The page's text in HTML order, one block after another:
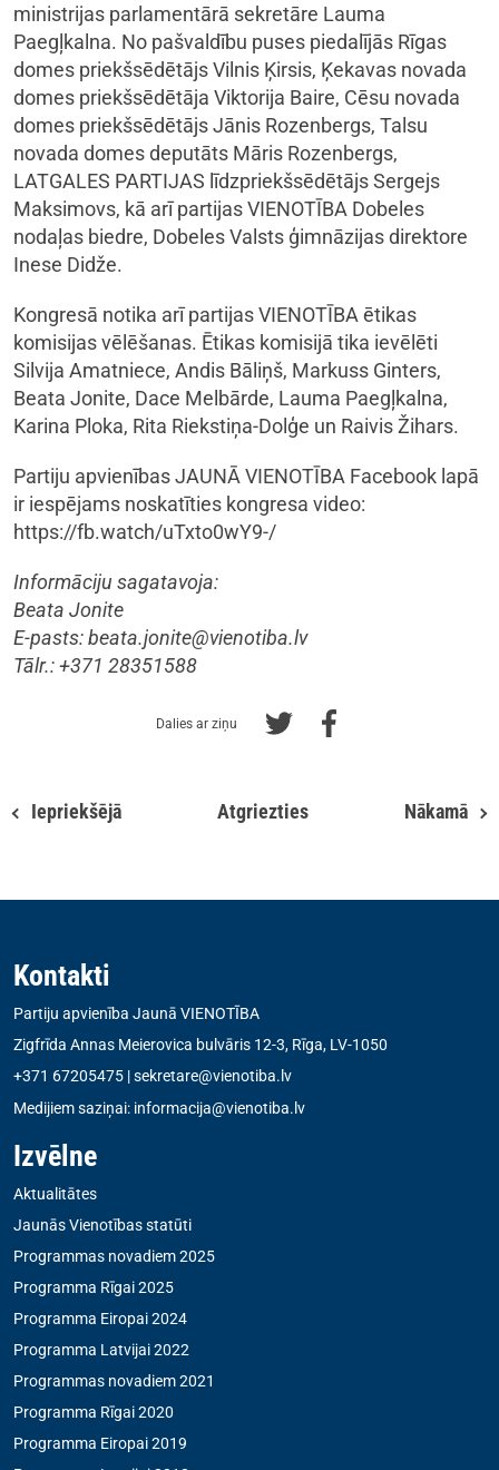
ministrijas parlamentārā sekretāre Lauma
Paegļkalna. No pašvaldību puses piedalījās Rīgas
domes priekšsēdētājs Vilnis Ķirsis, Ķekavas novada
domes priekšsēdētāja Viktorija Baire, Cēsu novada
domes priekšsēdētājs Jānis Rozenbergs, Talsu
novada domes deputāts Māris Rozenbergs,
LATGALES PARTIJAS līdzpriekšsēdētājs Sergejs
Maksimovs, kā arī partijas VIENOTĪBA Dobeles
nodaļas biedre, Dobeles Valsts ģimnāzijas direktore
Inese Didže.
Kongresā notika arī partijas VIENOTĪBA ētikas
komisijas vēlēšanas. Ētikas komisijā tika ievēlēti
Silvija Amatniece, Andis Bāliņš, Markuss Ginters,
Beata Jonite, Dace Melbārde, Lauma Paegļkalna,
Karina Ploka, Rita Riekstiņa-Dolģe un Raivis Žihars.
Partiju apvienības JAUNĀ VIENOTĪBA Facebook lapā
ir iespējams noskatīties kongresa video:
https://fb.watch/uTxto0wY9-/
Informāciju sagatavoja:
Beata Jonite
E-pasts:beata.jonite@vienotiba.lv
Tālr.: +371 28351588
Dalies ar ziņu
Iepriekšējā Atgriezties Nākamā
Kontakti
Partiju apvienība Jaunā VIENOTĪBA
Zigfrīda Annas Meierovica bulvāris 12-3, Rīga, LV-1050
+371 67205475 |sekretare@vienotiba.lv
Medijiem saziņai: informacija@vienotiba.lv
Izvēlne
Aktualitātes
Jaunās Vienotības statūti
Programmas novadiem 2025
Programma Rīgai 2025
Programma Eiropai 2024
Programma Latvijai 2022
Programmas novadiem 2021
Programma Rīgai 2020
Programma Eiropai 2019